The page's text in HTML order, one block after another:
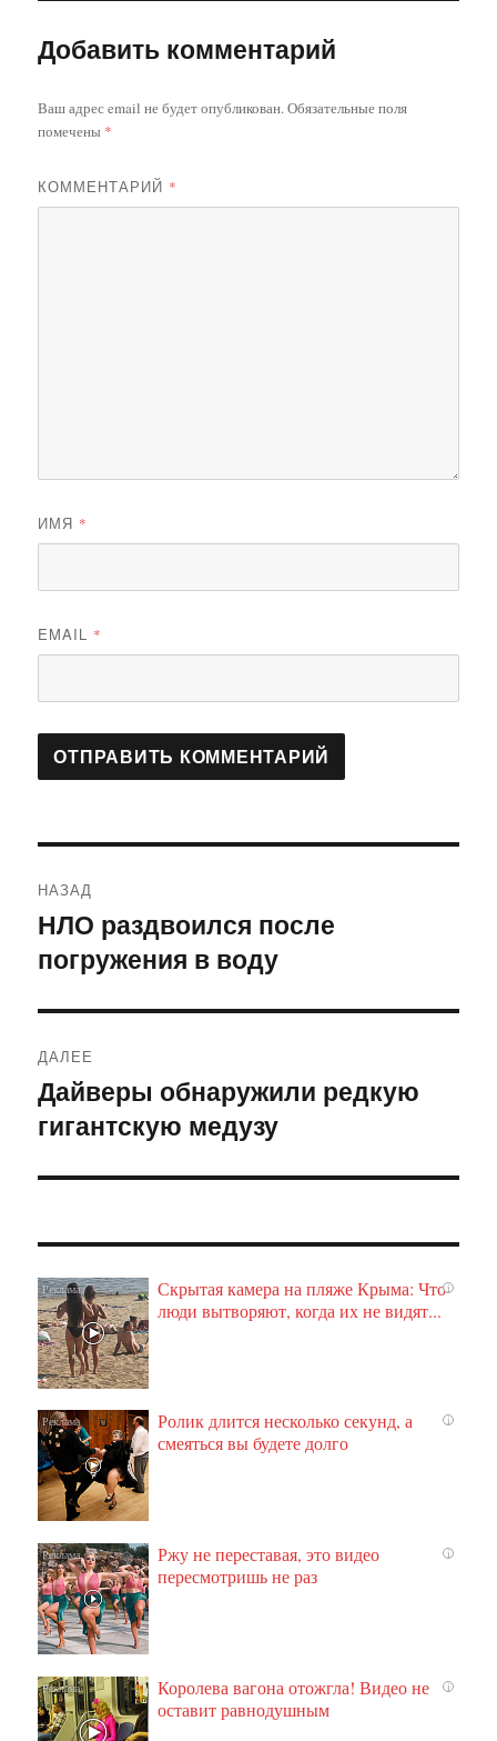
Добавить комментарий
Ваш адрес email не будет опубликован.Обязательные поля
помечены *
КОММЕНТАРИЙ *
ИМЯ *
EMAIL *
по
записям
НАЗАД
Предыдущая
запись:
НЛО раздвоился после
погружения в воду
ДАЛЕЕ
Следующая
запись:
Дайверы обнаружили редкую
гигантскую медузу
i
Скрытая камера на пляже Крыма: Что
люди вытворяют, когда их не видят...
i
Ролик длится несколько секунд, а
смеяться вы будете долго
i
Ржу не переставая, это видео
пересмотришь не раз
i
Королева вагона отожгла! Видео не
оставит равнодушным